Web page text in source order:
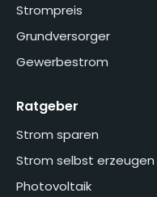
Strompreis
Grundversorger
Gewerbestrom
Ratgeber
Strom sparen
Strom selbst erzeugen
Photovoltaik